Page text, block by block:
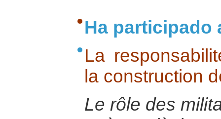
Ha participado
La
la construction
Le rôle des